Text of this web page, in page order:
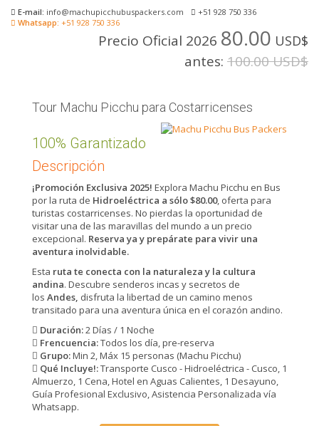
E-mail: info@machupicchubuspackers.com
+51 928 750 336
Whatsapp: +51 928 750 336
Precio Oficial 2026 80.00 USD$
antes: 100.00 USD$
Tour Machu Picchu para Costarricenses
100% Garantizado
Descripción
¡Promoción Exclusiva 2025! Explora Machu Picchu en Bus
por la ruta de Hidroeléctrica a sólo $80.00, oferta para
turistas costarricenses. No pierdas la oportunidad de
visitar una de las maravillas del mundo a un precio
excepcional. Reserva ya y prepárate para vivir una
aventura inolvidable.
Esta ruta te conecta con la naturaleza y la cultura
andina. Descubre senderos incas y secretos de
los Andes, disfruta la libertad de un camino menos
transitado para una aventura única en el corazón andino.
Duración:2 Días / 1 Noche
Frencuencia:Todos los día, pre-reserva
Grupo:Min 2, Máx 15 personas (Machu Picchu)
Qué Incluye!:Transporte Cusco - Hidroeléctrica - Cusco, 1
Almuerzo, 1 Cena, Hotel en Aguas Calientes, 1 Desayuno,
Guía Profesional Exclusivo, Asistencia Personalizada vía
Whatsapp.